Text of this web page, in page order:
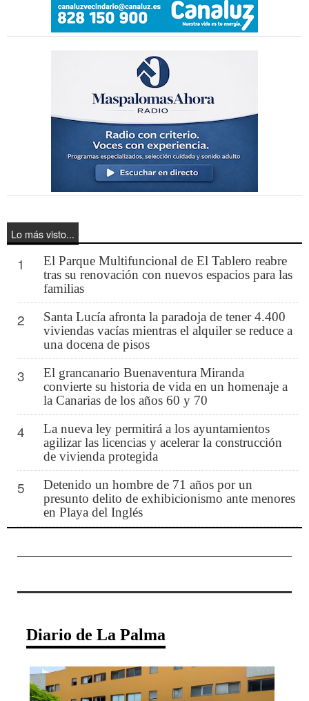
Lo más visto...
1
El Parque Multifuncional de El Tablero reabre
tras su renovación con nuevos espacios para las
familias
2
Santa Lucía afronta la paradoja de tener 4.400
viviendas vacías mientras el alquiler se reduce a
una docena de pisos
3
El grancanario Buenaventura Miranda
convierte su historia de vida en un homenaje a
la Canarias de los años 60 y 70
4
La nueva ley permitirá a los ayuntamientos
agilizar las licencias y acelerar la construcción
de vivienda protegida
5
Detenido un hombre de 71 años por un
presunto delito de exhibicionismo ante menores
en Playa del Inglés
Diario de La Palma